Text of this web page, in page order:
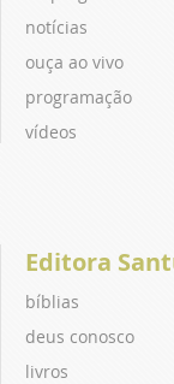
notícias
ouça ao vivo
programação
vídeos
Editora
bíblias
deus conosco
livros